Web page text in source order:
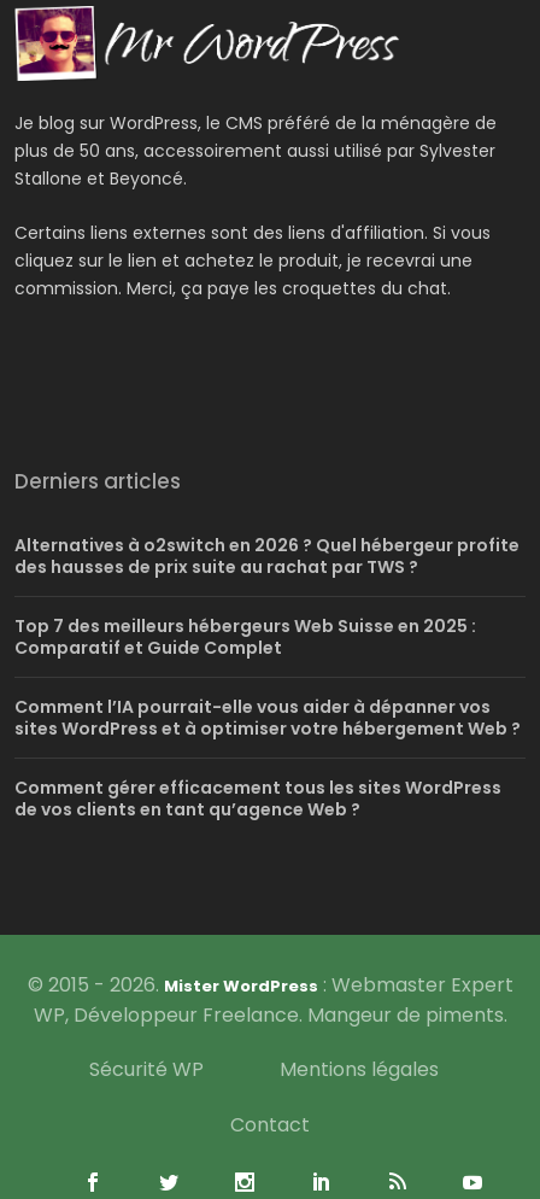
Je blog sur WordPress, le CMS préféré de la ménagère de
plus de 50 ans, accessoirement aussi utilisé par Sylvester
Stallone et Beyoncé.
Certains liens externes sont des liens d'affiliation. Si vous
cliquez sur le lien et achetez le produit, je recevrai une
commission. Merci, ça paye les croquettes du chat.
Derniers articles
Alternatives à o2switch en 2026 ? Quel hébergeur profite
des hausses de prix suite au rachat par TWS ?
Top 7 des meilleurs hébergeurs Web Suisse en 2025 :
Comparatif et Guide Complet
Comment l’IA pourrait-elle vous aider à dépanner vos
sites WordPress et à optimiser votre hébergement Web ?
Comment gérer efficacement tous les sites WordPress
de vos clients en tant qu’agence Web ?
© 2015 - 2026. Mister WordPress : Webmaster Expert
WP, Développeur Freelance. Mangeur de piments.
Sécurité WP
Mentions légales
Contact